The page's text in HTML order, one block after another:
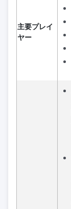
主要プレイ
ヤー